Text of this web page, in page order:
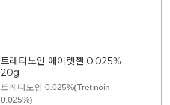
트레티노인 에이렛젤 0.025%
20g
트레티노인 0.025%(Tretinoin
0.025%)